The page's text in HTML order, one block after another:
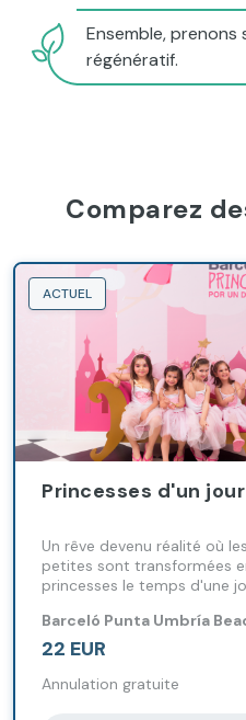
Ensemble,
régénératif.
Comparez
ACTUEL
Princesses d'un jour
Un rêve devenu réalité où
petites sont transformées
princesses le temps d'une
Barceló Punta Umbría
22 EUR
Annulation gratuite